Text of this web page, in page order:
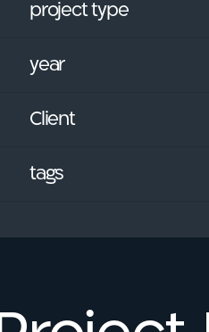
project type
year
Client
tags